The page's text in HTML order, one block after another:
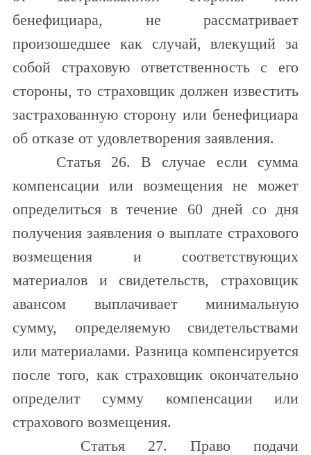
бенефициара, не рассматривает
произошедшее как случай, влекущий за
собой страховую ответственность с его
стороны, то страховщик должен известить
застрахованную сторону или бенефициара
об отказе от удовлетворения заявления.
Статья 26. В случае если сумма
компенсации или возмещения не может
определиться в течение 60 дней со дня
получения заявления о выплате страхового
возмещения и соответствующих
материалов и свидетельств, страховщик
авансом выплачивает минимальную
сумму, определяемую свидетельствами
или материалами. Разница компенсируется
после того, как страховщик окончательно
определит сумму компенсации или
страхового возмещения.
Статья 27. Право подачи